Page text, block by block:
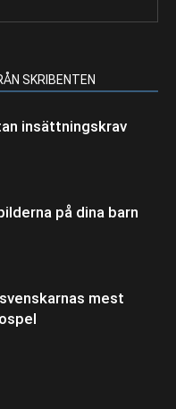
SKRIBENTEN
insättningskrav
på dina barn
mest